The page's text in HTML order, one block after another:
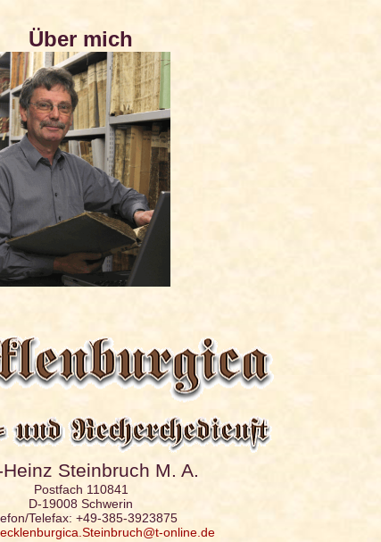
Über mich
Steinbruch M. A.
Postfach 110841
D-19008 Schwerin
Telefax: +49-385-3923875
online.de